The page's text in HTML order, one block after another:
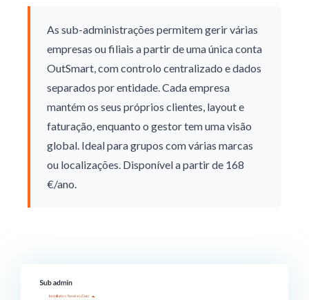
As sub-administrações permitem gerir várias
empresas ou filiais a partir de uma única conta
OutSmart, com controlo centralizado e dados
separados por entidade. Cada empresa
mantém os seus próprios clientes, layout e
faturação, enquanto o gestor tem uma visão
global. Ideal para grupos com várias marcas
ou localizações. Disponível a partir de 168
€/ano.